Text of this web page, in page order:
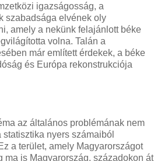
igazságosság, a
szabadsága elvének oly
amely a nekünk felajánlott béke
volna. Talán a
már említett érdekek, a béke
és Európa rekonstrukciója
az általános problémának nem
nyers számaiból
a terület, amely Magyarországot
ma is Magyarország, századokon át